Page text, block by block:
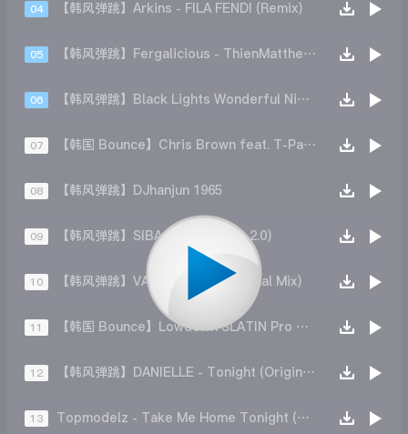
04 【韩风弹跳】Arkins - FILA FENDI (Remix)
05 【韩风弹跳】Fergalicious - ThienMatthew Ft Khun
06 【韩风弹跳】Black Lights Wonderful Nights (Extended Mix)
07 【韩国 Bounce】Chris Brown feat. T-Pain - Kiss Kiss (L2K Rebirth)
08 【韩风弹跳】DJhanjun 1965
09 【韩风弹跳】SIBA - Play (Remix 2.0)
10 【韩风弹跳】VAX - DRAMA (Original Mix)
11 【韩国 Bounce】Lowdown SLATIN Pro Wrestler (Reni B Edit)
12 【韩风弹跳】DANIELLE - Tonight (Original Mix)
13 Topmodelz - Take Me Home Tonight (Bounce Mix)